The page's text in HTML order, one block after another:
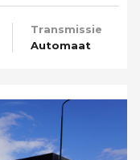
Transmissie
Automaat